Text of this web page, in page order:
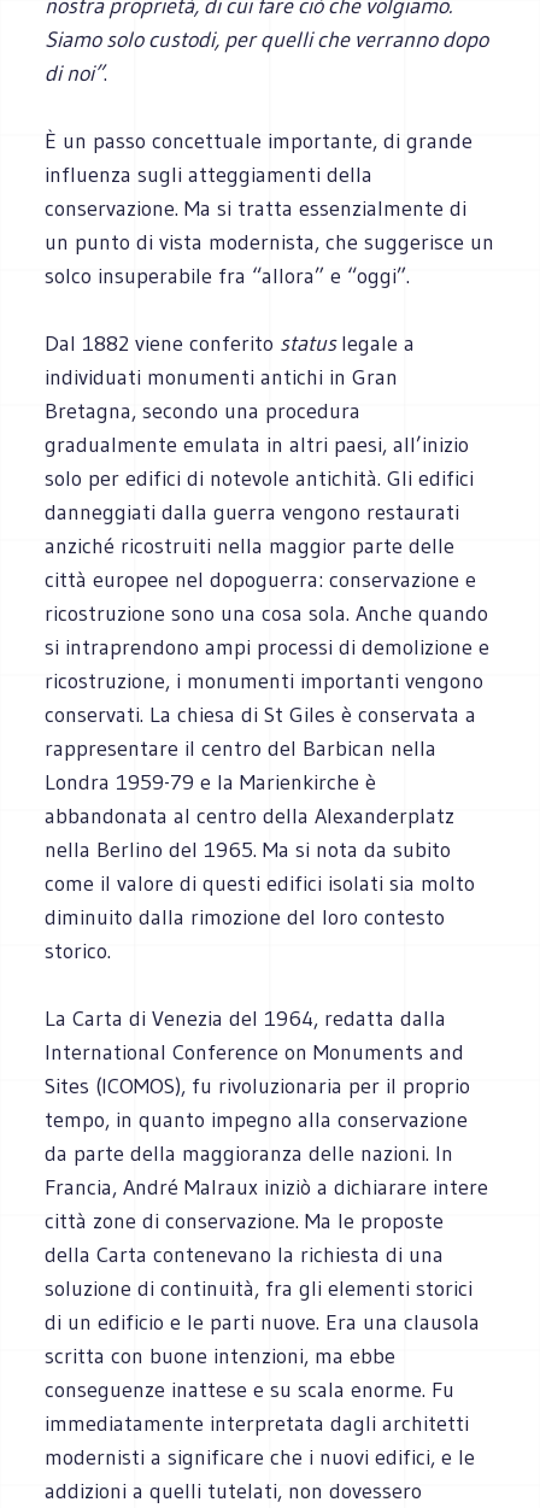
nostra proprietà, di cui fare ciò che volgiamo.
Siamo solo custodi, per quelli che verranno dopo
di noi”.
È un passo concettuale importante, di grande
influenza sugli atteggiamenti della
conservazione. Ma si tratta essenzialmente di
un punto di vista modernista, che suggerisce un
solco insuperabile fra “allora” e “oggi”.
Dal 1882 viene conferito statuslegale a
individuati monumenti antichi in Gran
Bretagna, secondo una procedura
gradualmente emulata in altri paesi, all’inizio
solo per edifici di notevole antichità. Gli edifici
danneggiati dalla guerra vengono restaurati
anziché ricostruiti nella maggior parte delle
città europee nel dopoguerra: conservazione e
ricostruzione sono una cosa sola. Anche quando
si intraprendono ampi processi di demolizione e
ricostruzione, i monumenti importanti vengono
conservati. La chiesa di St Giles è conservata a
rappresentare il centro del Barbican nella
Londra 1959-79 e la Marienkirche è
abbandonata al centro della Alexanderplatz
nella Berlino del 1965. Ma si nota da subito
come il valore di questi edifici isolati sia molto
diminuito dalla rimozione del loro contesto
storico.
La Carta di Venezia del 1964, redatta dalla
International Conference on Monuments and
Sites (ICOMOS), fu rivoluzionaria per il proprio
tempo, in quanto impegno alla conservazione
da parte della maggioranza delle nazioni. In
Francia, André Malraux iniziò a dichiarare intere
città zone di conservazione. Ma le proposte
della Carta contenevano la richiesta di una
soluzione di continuità, fra gli elementi storici
di un edificio e le parti nuove. Era una clausola
scritta con buone intenzioni, ma ebbe
conseguenze inattese e su scala enorme. Fu
immediatamente interpretata dagli architetti
modernisti a significare che i nuovi edifici, e le
addizioni a quelli tutelati, non dovessero